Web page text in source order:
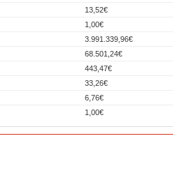
13,52€
1,00€
3.991.339,96€
68.501,24€
443,47€
33,26€
6,76€
1,00€